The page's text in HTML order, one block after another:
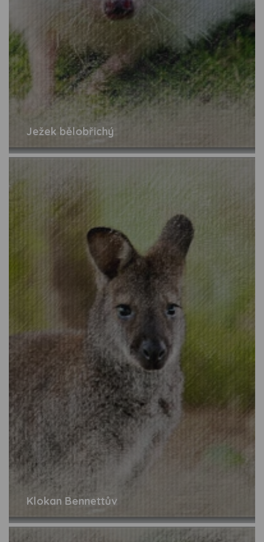
Ježek bělobřichý
Klokan Bennettův